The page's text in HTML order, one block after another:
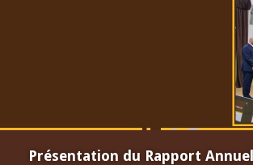
Présentation du Rapport